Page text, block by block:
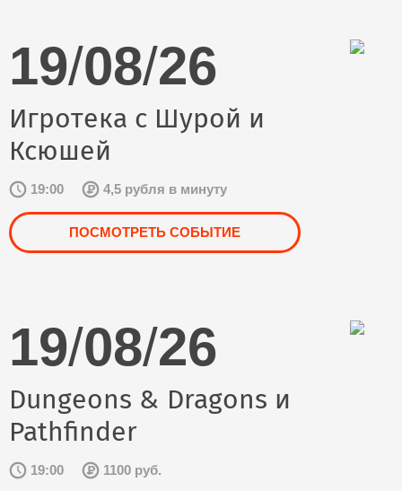
19/08/26
Игротека с Шурой и
Ксюшей
19:00 4,5 рубля в минуту
ПОСМОТРЕТЬ СОБЫТИЕ
19/08/26
Dungeons & Dragons и
Pathfinder
19:00 1100 руб.